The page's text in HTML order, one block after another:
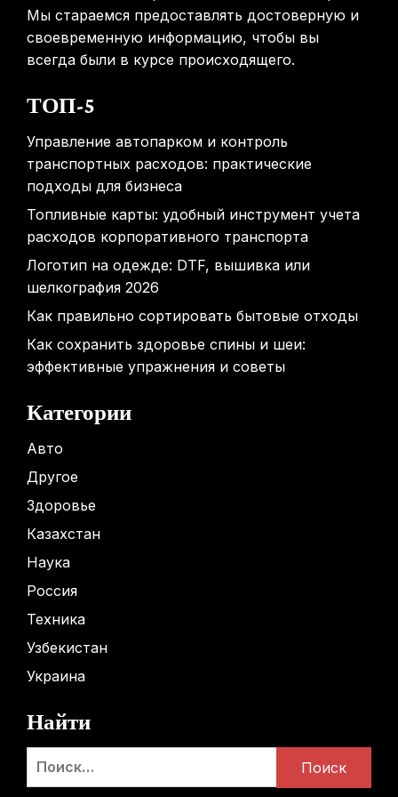
Мы стараемся предоставлять достоверную и
своевременную информацию, чтобы вы
всегда были в курсе происходящего.
ТОП-5
Управление автопарком и контроль
транспортных расходов: практические
подходы для бизнеса
Топливные карты: удобный инструмент учета
расходов корпоративного транспорта
Логотип на одежде: DTF, вышивка или
шелкография 2026
Как правильно сортировать бытовые отходы
Как сохранить здоровье спины и шеи:
эффективные упражнения и советы
Категории
Авто
Другое
Здоровье
Казахстан
Наука
Россия
Техника
Узбекистан
Украина
Найти
Найти: